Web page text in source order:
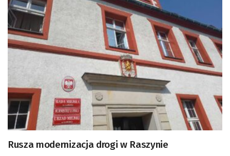
Rusza modernizacja drogi w Raszynie